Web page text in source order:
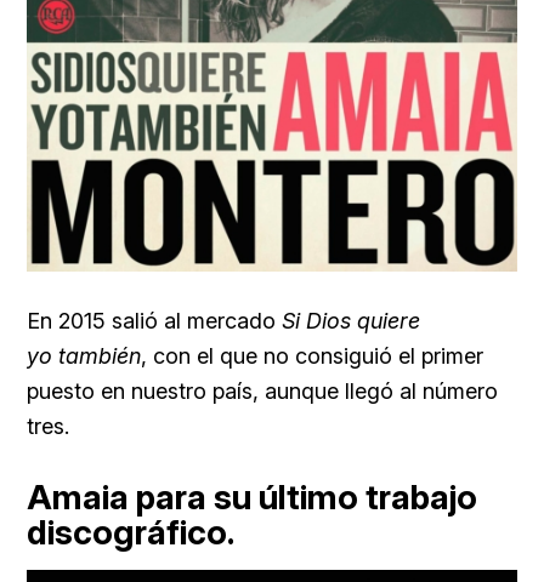
En 2015 salió al mercado Si Dios quiere
yo también, con el que no consiguió el primer
puesto en nuestro país, aunque llegó al número
tres.
Amaia para su último trabajo
discográfico.